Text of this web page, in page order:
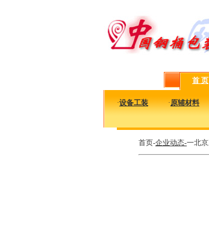
首 页
·设备工装 ·原辅材料
首页-企业动态-一北